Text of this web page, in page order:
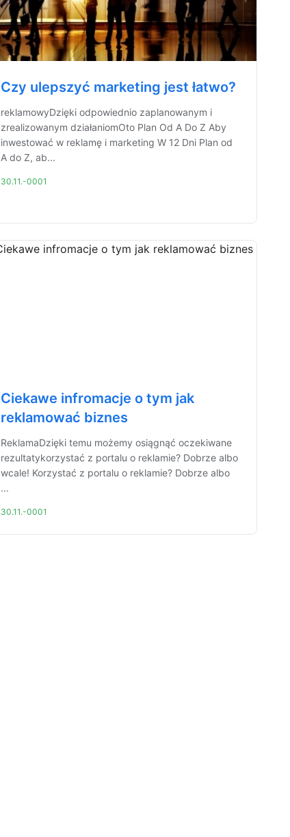
Czy ulepszyć marketing jest łatwo?
reklamowyDzięki odpowiednio zaplanowanym i
zrealizowanym działaniomOto Plan Od A Do Z Aby
inwestować w reklamę i marketing W 12 Dni Plan od
A do Z, ab...
30.11.-0001
Ciekawe infromacje o tym jak
reklamować biznes
ReklamaDzięki temu możemy osiągnąć oczekiwane
rezultatykorzystać z portalu o reklamie? Dobrze albo
wcale! Korzystać z portalu o reklamie? Dobrze albo
...
30.11.-0001